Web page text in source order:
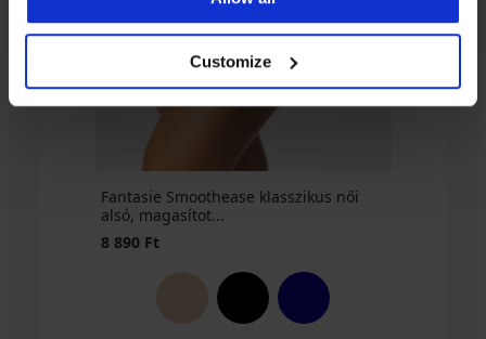
Customize
nélküli
melltartó
Ft
nélküli
Ft
melltartó
27 290
FtEredeti ár
15 490
melltartó
9 090
Ft
Fantasie Smoothease klasszikus női
alsó, magasítot...
8 890 Ft